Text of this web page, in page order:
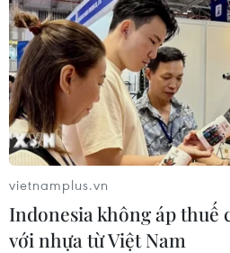
thường ở phía Tây Nam thành
vietnamplus.vn
Indonesia không áp thuế
với nhựa từ Việt Nam